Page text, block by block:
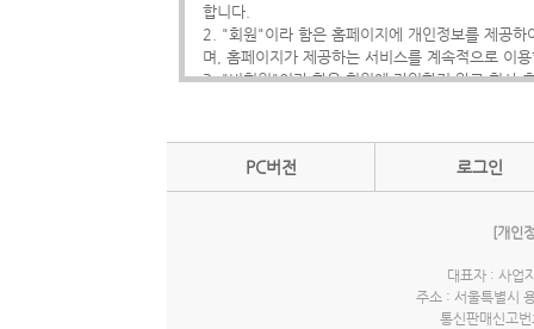
합니다.
2. "회원"이라 함은 홈페이지에 개인정보를 제공
며, 홈페이지가 제공하는 서비스를 계속적으로 이
3. "비회원"이라 함은 회원에 가입하지 않고 회사
① 이 약관은 회사 홈페이지에 게시하여 공시함으
② 회사는 합리적인 사유가 발생될 경우에는 이 약
③ 제2항에 의거, 변경된 약관은 제1항과 같은 방
⑤ 약관의 효력 발생일 이후의 계속적인 서비스 이
PC버전 로그인
[개인
대표자 : 사
주소 : 서울특별시
통신판매신고